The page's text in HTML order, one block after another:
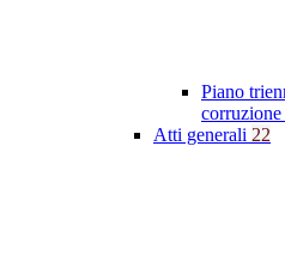
Piano
Atti generali 22